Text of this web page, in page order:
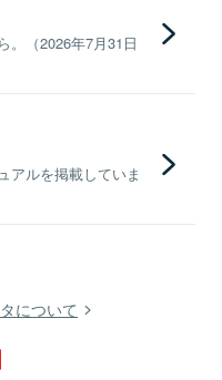
。（2026年7月31日
アルを掲載していま
について